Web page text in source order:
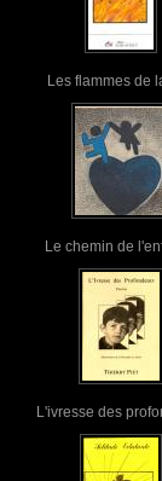
Les flammes de
Le chemin de
L'ivresse des